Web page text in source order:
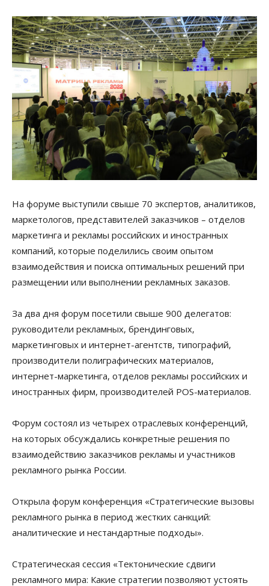
На форуме выступили свыше 70 экспертов, аналитиков,
маркетологов, представителей заказчиков – отделов
маркетинга и рекламы российских и иностранных
компаний, которые поделились своим опытом
взаимодействия и поиска оптимальных решений при
размещении или выполнении рекламных заказов.
За два дня форум посетили свыше 900 делегатов:
руководители рекламных, брендинговых,
маркетинговых и интернет-агентств, типографий,
производители полиграфических материалов,
интернет-маркетинга, отделов рекламы российских и
иностранных фирм, производителей POS-материалов.
Форум состоял из четырех отраслевых конференций,
на которых обсуждались конкретные решения по
взаимодействию заказчиков рекламы и участников
рекламного рынка России.
Открыла форум конференция «Стратегические вызовы
рекламного рынка в период жестких санкций:
аналитические и нестандартные подходы».
Стратегическая сессия «Тектонические сдвиги
рекламного мира: Какие стратегии позволяют устоять